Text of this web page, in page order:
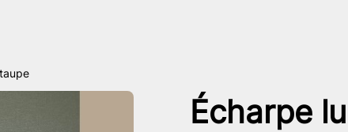
Écharpe